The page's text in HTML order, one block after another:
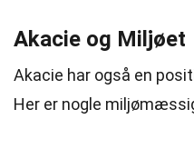
Akacie og Miljøet
Akacie har også en
Her er nogle